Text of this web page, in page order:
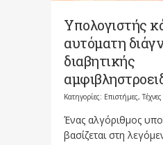
Υπολογιστής
αυτόματη
διαβητικής
Κατηγορίες: Επιστήμες,
Ένας αλγόριθμος
βασίζεται στη